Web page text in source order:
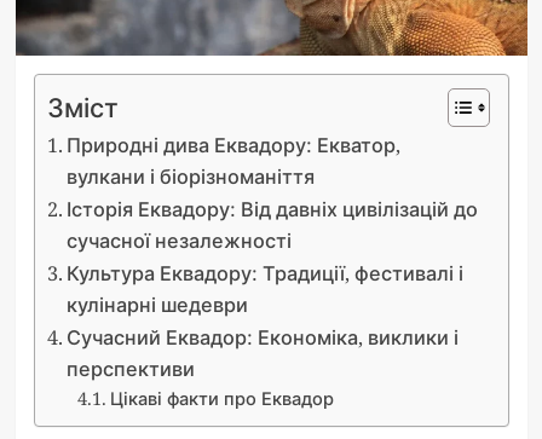
Зміст
Природні дива Еквадору: Екватор,
вулкани і біорізноманіття
Історія Еквадору: Від давніх цивілізацій до
сучасної незалежності
Культура Еквадору: Традиції, фестивалі і
кулінарні шедеври
Сучасний Еквадор: Економіка, виклики і
перспективи
Цікаві факти про Еквадор